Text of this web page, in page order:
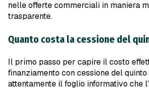
nelle offerte commerciali in maniera
trasparente.
Quanto costa la cessione del
Il primo passo per capire il costo
finanziamento con cessione del
attentamente il foglio informativo che